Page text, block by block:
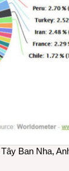
Ban Nha,